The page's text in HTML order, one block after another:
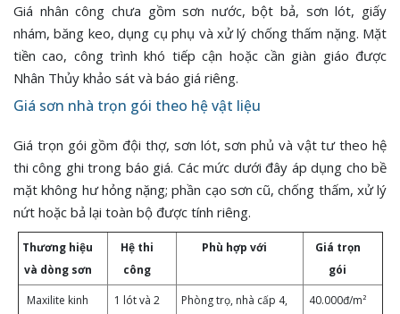
Giá nhân công chưa gồm sơn nước, bột bả, sơn lót, giấy
nhám, băng keo, dụng cụ phụ và xử lý chống thấm nặng. Mặt
tiền cao, công trình khó tiếp cận hoặc cần giàn giáo được
Nhân Thủy khảo sát và báo giá riêng.
Giá sơn nhà trọn gói theo hệ vật liệu
Giá trọn gói gồm đội thợ, sơn lót, sơn phủ và vật tư theo hệ
thi công ghi trong báo giá. Các mức dưới đây áp dụng cho bề
mặt không hư hỏng nặng; phần cạo sơn cũ, chống thấm, xử lý
nứt hoặc bả lại toàn bộ được tính riêng.
Thương hiệu
và dòng sơn
Hệ thi
công
Phù hợp với
Giá trọn
gói
Maxilite kinh
1 lót và 2
Phòng trọ, nhà cấp 4,
40.000đ/m²